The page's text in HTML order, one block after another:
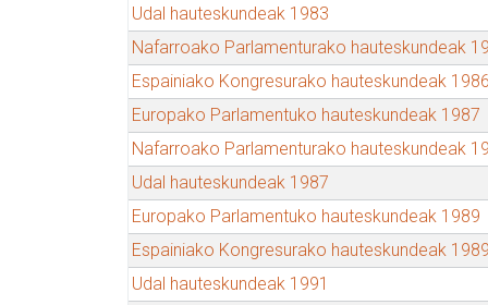
Udal hauteskundeak 1983
Nafarroako Parlamenturako hauteskundeak
Espainiako Kongresurako hauteskundeak 1986
Europako Parlamentuko hauteskundeak 1987
Nafarroako Parlamenturako hauteskundeak
Udal hauteskundeak 1987
Europako Parlamentuko hauteskundeak 1989
Espainiako Kongresurako hauteskundeak 1989
Udal hauteskundeak 1991